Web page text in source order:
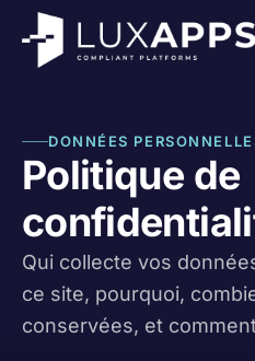
DONNÉES
Politique de
Qui collecte vos
ce site, pourquoi,
conservées, et